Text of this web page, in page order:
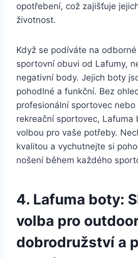
opotřebení, což⁢ zajišťuje
životnost.
Když⁤ se podíváte na
sportovní obuvi od⁤ Lafumy,
negativní body. Jejich⁤ boty
pohodlné a funkční. ‍Bez
profesionální sportovec
rekreační sportovec, Lafuma
volbou pro vaše potřeby.⁢
⁤kvalitou a vychutnejte si
nošení​ během každého​
4. Lafuma boty:
⁣volba pro
dobrodružství a